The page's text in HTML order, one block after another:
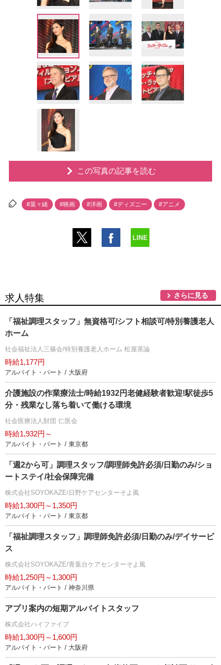
この写真の記事を読む
#菜々緒 #映画 #洋画 #ディズニー #アニメ
求人特集 さらに見る
「福祉調理スタッフ」無資格可/シフト相談可/特別養護老人
ホーム
社会福祉法人三篠会/特別養護老人ホーム 松屋茶論
時給1,177円
アルバイト・パート / 大阪府
介護施設の作業療法士/時給1932円老健経験者歓迎!駅徒歩5
分・残業なし落ち着いて働ける環境
社会医療法人財団 仁医会
時給1,932円～
アルバイト・パート / 東京都
「週2から可」調理スタッフ/調理師免許必須/日勤のみ/ショ
ートステイ/社会保障完備
株式会社SOYOKAZE/日野ケアセンターそよ風
時給1,300円～1,350円
アルバイト・パート / 東京都
「福祉調理スタッフ」調理師免許必須/日勤のみ/デイサービ
ス
株式会社SOYOKAZE/青葉台ケアセンターそよ風
時給1,250円～1,300円
アルバイト・パート / 神奈川県
アプリ案内の短期アルバイトスタッフ
株式会社ハイファイブ
時給1,300円～1,600円
アルバイト・パート / 大阪府